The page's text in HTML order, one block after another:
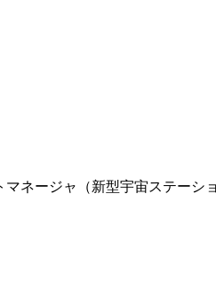
ネージャ（新型宇宙ステーシ